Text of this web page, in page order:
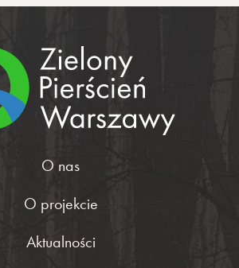
O nas
O projekcie
Aktualności